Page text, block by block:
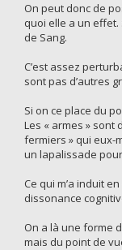
On peut donc de
quoi elle a un effet.
de Sang.
C’est assez
sont pas d’autres
Si on ce place du
Les « armes » sont
fermiers » qui eux-
un lapalissade
Ce qui m’a induit
dissonance
On a là une forme
mais du point de